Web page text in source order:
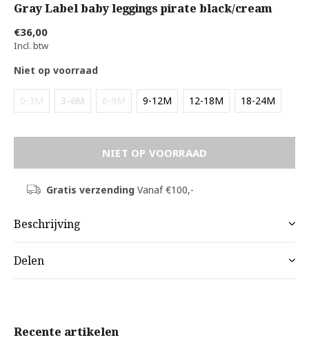
Gray Label baby leggings pirate black/cream
€36,00
Incl. btw
Niet op voorraad
0-3M 3-6M 6-9M 9-12M 12-18M 18-24M
NIET OP VOORRAAD
Gratis verzendingVanaf €100,-
Beschrijving
Delen
Recente artikelen